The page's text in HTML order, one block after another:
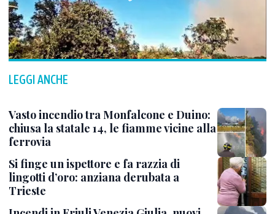
LEGGI ANCHE
Vasto incendio tra Monfalcone e Duino:
chiusa la statale 14, le fiamme vicine alla
ferrovia
Si finge un ispettore e fa razzia di
lingotti d’oro: anziana derubata a
Trieste